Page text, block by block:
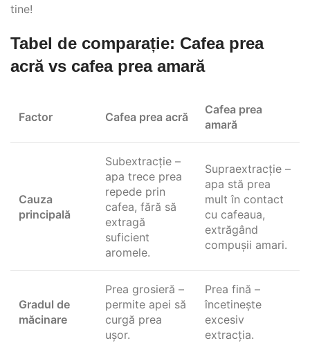
tine!
Tabel de comparație: Cafea prea
acră vs cafea prea amară
Factor Cafea prea acră
Cafea prea
amară
Cauza
principală
Subextracție –
apa trece prea
repede prin
cafea, fără să
extragă
suficient
aromele.
Supraextracție –
apa stă prea
mult în contact
cu cafeaua,
extrăgând
compușii amari.
Gradul de
măcinare
Prea grosieră –
permite apei să
curgă prea
ușor.
Prea fină –
încetinește
excesiv
extracția.